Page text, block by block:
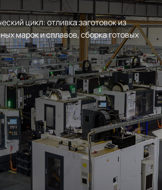
цикл: отливка заготовок из
марок и сплавов, сборка готовых